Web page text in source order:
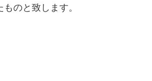
のと致します。